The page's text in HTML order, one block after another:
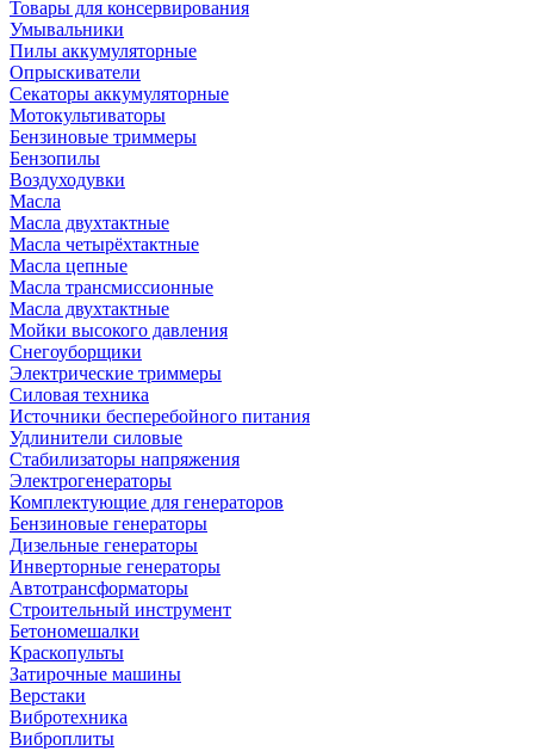
Товары для консервирования
Умывальники
Пилы аккумуляторные
Опрыскиватели
Секаторы аккумуляторные
Мотокультиваторы
Бензиновые триммеры
Бензопилы
Воздуходувки
Масла
Масла двухтактные
Масла четырёхтактные
Масла цепные
Масла трансмиссионные
Масла двухтактные
Мойки высокого давления
Снегоуборщики
Электрические триммеры
Силовая техника
Источники бесперебойного питания
Удлинители силовые
Стабилизаторы напряжения
Электрогенераторы
Комплектующие для генераторов
Бензиновые генераторы
Дизельные генераторы
Инверторные генераторы
Автотрансформаторы
Строительный инструмент
Бетономешалки
Краскопульты
Затирочные машины
Верстаки
Вибротехника
Виброплиты